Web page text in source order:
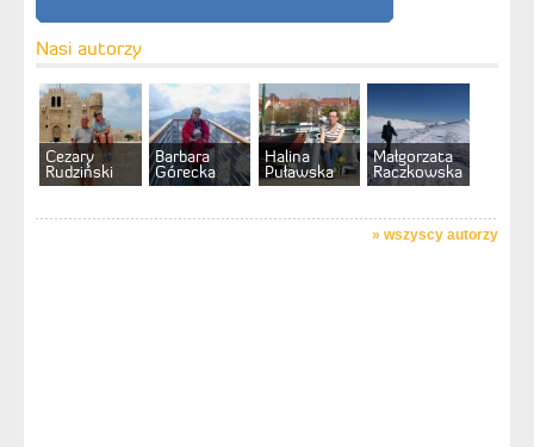
Nasi autorzy
Cezary
Rudziński
Barbara
Górecka
Halina
Puławska
Małgorzata
Raczkowska
» wszyscy autorzy